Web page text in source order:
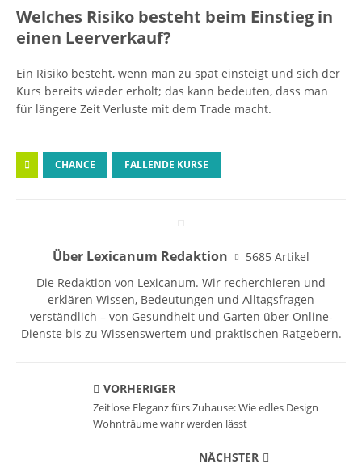
Welches Risiko besteht beim Einstieg in
einen Leerverkauf?
Ein Risiko besteht, wenn man zu spät einsteigt und sich der
Kurs bereits wieder erholt; das kann bedeuten, dass man
für längere Zeit Verluste mit dem Trade macht.
CHANCE FALLENDE KURSE
Über Lexicanum Redaktion
5685 Artikel
Die Redaktion von Lexicanum. Wir recherchieren und
erklären Wissen, Bedeutungen und Alltagsfragen
verständlich – von Gesundheit und Garten über Online-
Dienste bis zu Wissenswertem und praktischen Ratgebern.
VORHERIGER
Zeitlose Eleganz fürs Zuhause: Wie edles Design
Wohnträume wahr werden lässt
NÄCHSTER